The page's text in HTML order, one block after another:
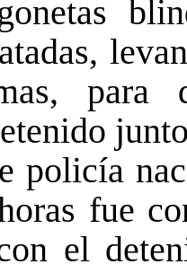
para
policía
fue
el